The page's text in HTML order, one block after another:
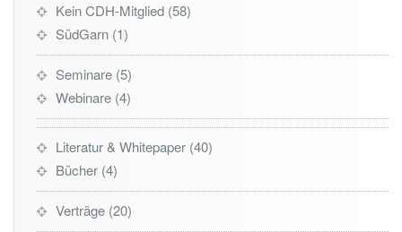
Kein CDH-Mitglied 58
SüdGarn 1
Seminare 5
Webinare 4
Literatur & Whitepaper 40
Bücher 4
Verträge 20